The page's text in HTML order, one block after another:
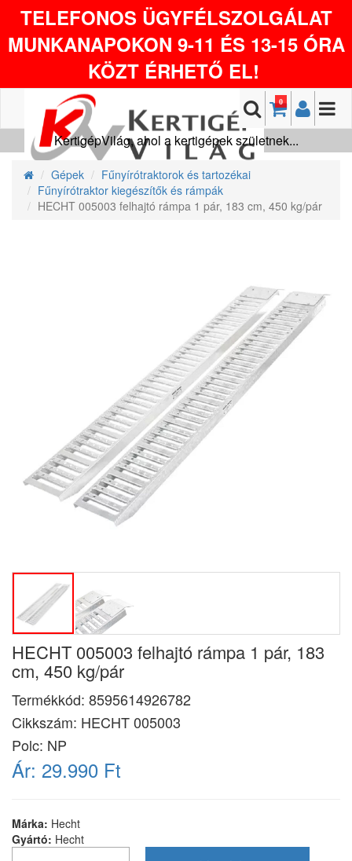
TELEFONOS ÜGYFÉLSZOLGÁLAT
MUNKANAPOKON 9-11 ÉS 13-15 ÓRA
KÖZT ÉRHETŐ EL!
0
KertigépVilág, ahol a kertigépek születnek...
Gépek
Fűnyírótraktorok és tartozékai
Fűnyírótraktor kiegészítők és rámpák
HECHT 005003 felhajtó rámpa 1 pár, 183 cm, 450 kg/pár
HECHT 005003 felhajtó rámpa 1 pár, 183
cm, 450 kg/pár
Termékkód: 8595614926782
Cikkszám: HECHT 005003
Polc: NP
Ár: 29.990 Ft
Márka: Hecht
Gyártó: Hecht